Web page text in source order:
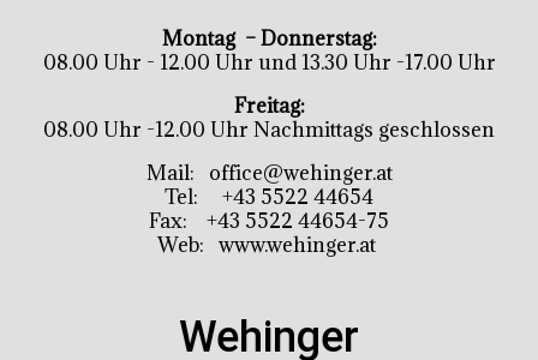
Montag – Donnerstag:
08.00 Uhr - 12.00 Uhr und 13.30 Uhr -17.00 Uhr
Freitag:
08.00 Uhr -12.00 Uhr Nachmittags geschlossen
Mail: office@wehinger.at
Tel: +43 5522 44654
Fax: +43 5522 44654-75
Web: www.wehinger.at
Wehinger